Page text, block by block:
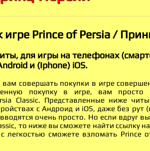
игре Prince of Persia /
для игры на телефонах
и (Iphone) iOS.
совершать покупки в игре
покупку в игре, вам просто
Classic. Представленные ниже
с Андроид и iOS, даже без рут
очень просто. Но если вдруг
то ниже вы сможете найти ссылку
легкостью сможете взломать Prince